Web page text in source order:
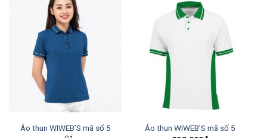
Áo thun WIWEB’S mã số 5
Áo thun WIWEB’S mã số 5